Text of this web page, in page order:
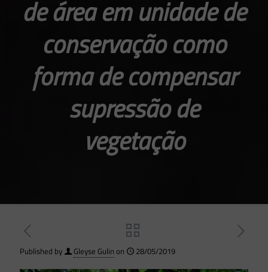
de área em unidade de
conservação como
forma de compensar
supressão de
vegetação
Published by Gleyse Gulin on 28/05/2019